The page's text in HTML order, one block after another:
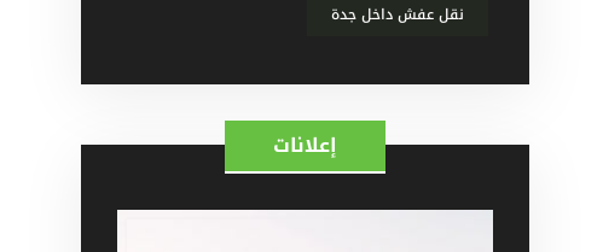
نقل عفش داخل جدة
إعلانات